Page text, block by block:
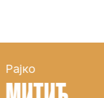
Драгослав